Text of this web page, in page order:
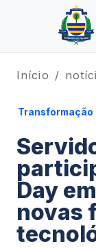
Início
Transformação
Day
novas